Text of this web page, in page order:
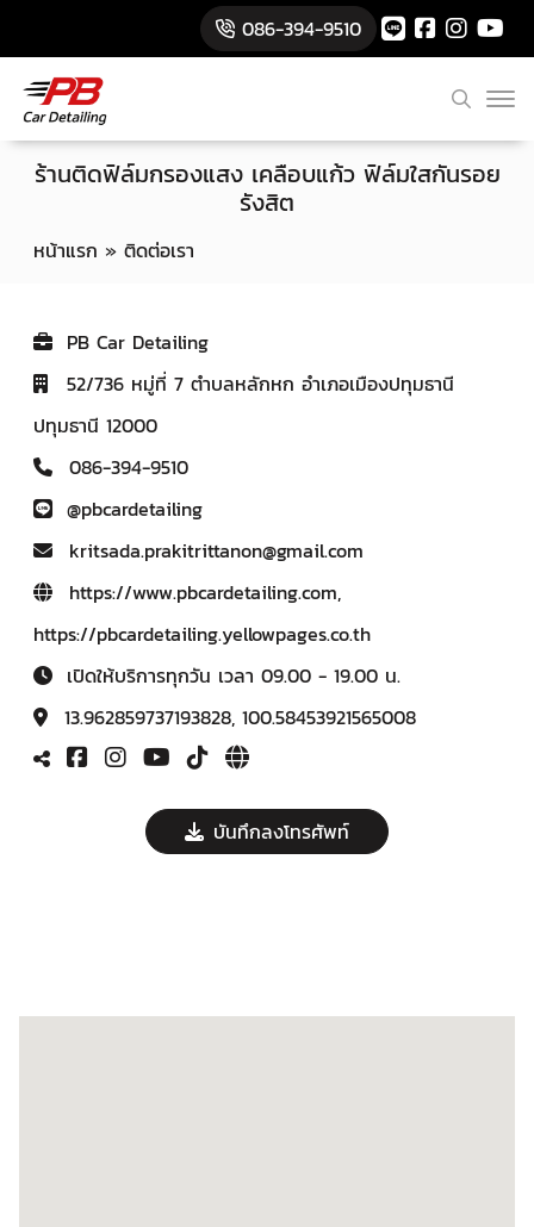
086-394-9510
หน้าแรก » ติดต่อเรา
ร้านติดฟิล์มกรองแสง เคลือบแก้ว ฟิล์มใสกันรอย
รังสิต
PB Car Detailing
52/736 หมู่ที่ 7 ตำบลหลักหก อำเภอเมืองปทุมธานี
ปทุมธานี 12000
086-394-9510
@pbcardetailing
kritsada.prakitrittanon@gmail.com
https://www.pbcardetailing.com,
https://pbcardetailing.yellowpages.co.th
เปิดให้บริการทุกวัน เวลา 09.00 - 19.00 น.
13.962859737193828, 100.58453921565008
บันทึกลงโทรศัพท์